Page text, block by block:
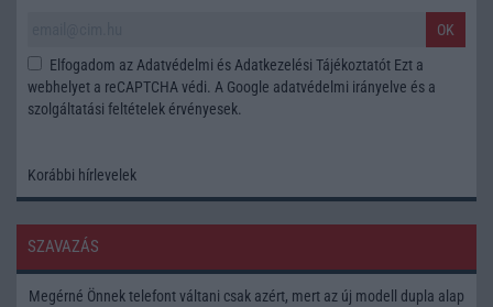
OK
Elfogadom az Adatvédelmi és Adatkezelési Tájékoztatót Ezt a
webhelyet a reCAPTCHA védi. A Google adatvédelmi irányelve és a
szolgáltatási feltételek érvényesek.
Korábbi hírlevelek
SZAVAZÁS
Megérné Önnek telefont váltani csak azért, mert az új modell dupla alap